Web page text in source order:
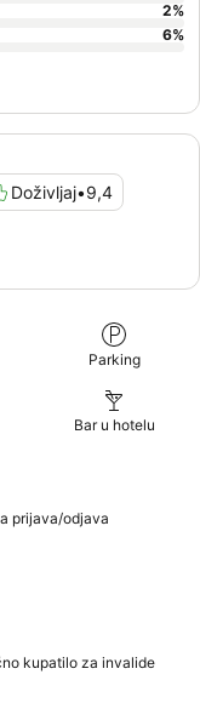
Doživljaj•9,4
2%
6%
Parking
Bar u hotelu
prijava/odjava
kupatilo za invalide